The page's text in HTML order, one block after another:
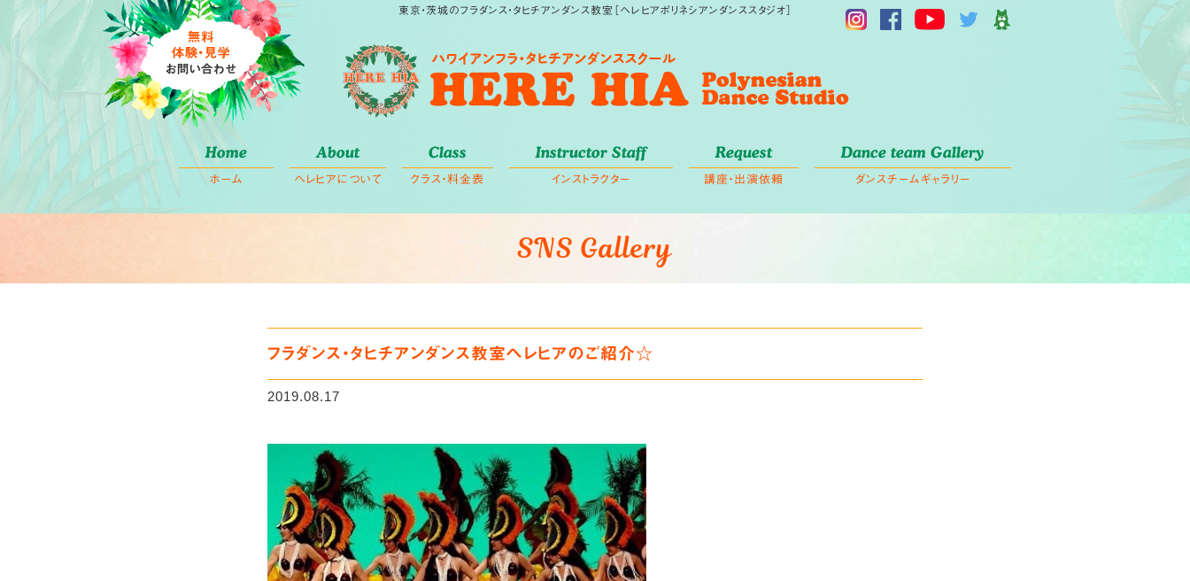
東京・茨城のフラダンス・タヒチアンダンス教室［ヘレヒアポリネシアンダンススタジオ］
ン
ン
Home
ホーム
About
ヘレヒアについて
Class
クラス・料金表
Instructor Staff
インストラクター
Request
講座・出演依頼
Dance team Gallery
ダンスチームギャラリー
SNS Gallery
フラダンス・タヒチアンダンス教室ヘレヒアのご紹介☆
2019.08.17